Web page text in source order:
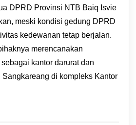
DPRD Provinsi NTB Baiq Isvie
meski kondisi gedung DPRD
kedewanan tetap berjalan.
merencanakan
kantor darurat dan
Sangkareang di kompleks Kantor